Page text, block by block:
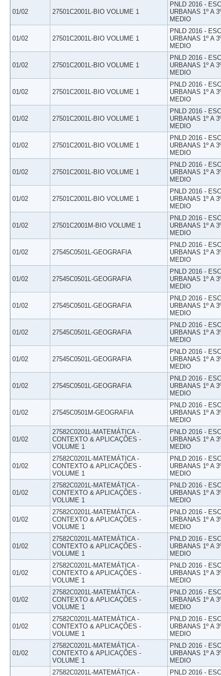
01/02 27501C2001L-BIO VOLUME 1
PNLD 2016 -
URBANAS 1º A
MEDIO
01/02 27501C2001L-BIO VOLUME 1
PNLD 2016 -
URBANAS 1º A
MEDIO
01/02 27501C2001L-BIO VOLUME 1
PNLD 2016 -
URBANAS 1º A
MEDIO
01/02 27501C2001L-BIO VOLUME 1
PNLD 2016 -
URBANAS 1º A
MEDIO
01/02 27501C2001L-BIO VOLUME 1
PNLD 2016 -
URBANAS 1º A
MEDIO
01/02 27501C2001L-BIO VOLUME 1
PNLD 2016 -
URBANAS 1º A
MEDIO
01/02 27501C2001L-BIO VOLUME 1
PNLD 2016 -
URBANAS 1º A
MEDIO
01/02 27501C2001L-BIO VOLUME 1
PNLD 2016 -
URBANAS 1º A
MEDIO
01/02 27501C2001M-BIO VOLUME 1
PNLD 2016 -
URBANAS 1º A
MEDIO
01/02 27545C0501L-GEOGRAFIA
PNLD 2016 -
URBANAS 1º A
MEDIO
01/02 27545C0501L-GEOGRAFIA
PNLD 2016 -
URBANAS 1º A
MEDIO
01/02 27545C0501L-GEOGRAFIA
PNLD 2016 -
URBANAS 1º A
MEDIO
01/02 27545C0501L-GEOGRAFIA
PNLD 2016 -
URBANAS 1º A
MEDIO
01/02 27545C0501L-GEOGRAFIA
PNLD 2016 -
URBANAS 1º A
MEDIO
01/02 27545C0501L-GEOGRAFIA
PNLD 2016 -
URBANAS 1º A
MEDIO
01/02 27545C0501M-GEOGRAFIA
PNLD 2016 -
URBANAS 1º A
MEDIO
01/02
27582C0201L-MATEMÁTICA -
CONTEXTO & APLICAÇÕES -
VOLUME 1
PNLD 2016 -
URBANAS 1º A
MEDIO
01/02
27582C0201L-MATEMÁTICA -
CONTEXTO & APLICAÇÕES -
VOLUME 1
PNLD 2016 -
URBANAS 1º A
MEDIO
01/02
27582C0201L-MATEMÁTICA -
CONTEXTO & APLICAÇÕES -
VOLUME 1
PNLD 2016 -
URBANAS 1º A
MEDIO
01/02
27582C0201L-MATEMÁTICA -
CONTEXTO & APLICAÇÕES -
VOLUME 1
PNLD 2016 -
URBANAS 1º A
MEDIO
01/02
27582C0201L-MATEMÁTICA -
CONTEXTO & APLICAÇÕES -
VOLUME 1
PNLD 2016 -
URBANAS 1º A
MEDIO
01/02
27582C0201L-MATEMÁTICA -
CONTEXTO & APLICAÇÕES -
VOLUME 1
PNLD 2016 -
URBANAS 1º A
MEDIO
01/02
27582C0201L-MATEMÁTICA -
CONTEXTO & APLICAÇÕES -
VOLUME 1
PNLD 2016 -
URBANAS 1º A
MEDIO
01/02
27582C0201L-MATEMÁTICA -
CONTEXTO & APLICAÇÕES -
VOLUME 1
PNLD 2016 -
URBANAS 1º A
MEDIO
01/02
27582C0201L-MATEMÁTICA -
CONTEXTO & APLICAÇÕES -
VOLUME 1
PNLD 2016 -
URBANAS 1º A
MEDIO
27582C0201L-MATEMÁTICA -
PNLD 2016 -